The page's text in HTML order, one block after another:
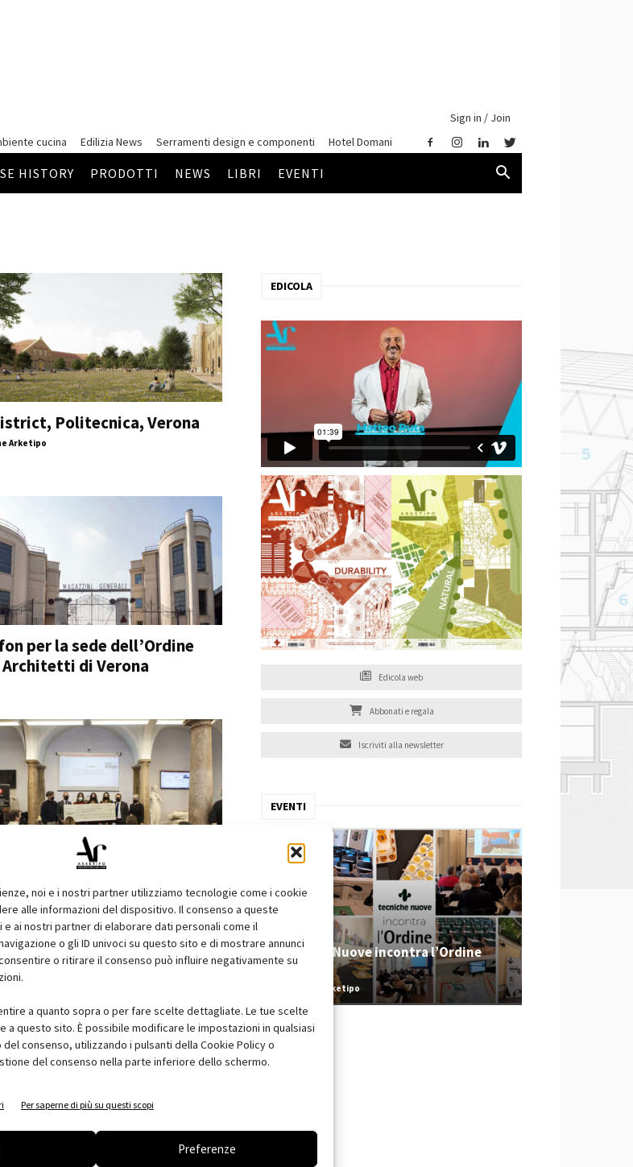
noi e i nostri partner utilizziamo tecnologie come i cookie
alle informazioni del dispositivo. Il consenso a queste
ai nostri partner di elaborare dati personali come il
o gli ID univoci su questo sito e di mostrare annunci
o ritirare il consenso può influire negativamente su
a quanto sopra o per fare scelte dettagliate. Le tue scelte
a questo sito. È possibile modificare le impostazioni in qualsiasi
consenso, utilizzando i pulsanti della Cookie Policy o
del consenso nella parte inferiore dello schermo.
Per saperne di più su questi scopi
Preferenze
Sign in / Join
cucina Edilizia News Serramenti design e componenti Hotel Domani
HISTORY PRODOTTI NEWS LIBRI EVENTI
Politecnica, Verona
Arketipo
per la sede dell’Ordine
di Verona
Contest GD DORIGO /
San Giorgio in Braida a...
EDICOLA
Edicola web
Abbonati e regala
Iscriviti alla newsletter
EVENTI
Tecniche Nuove incontra l’Ordine
2026
Redazione Arketipo